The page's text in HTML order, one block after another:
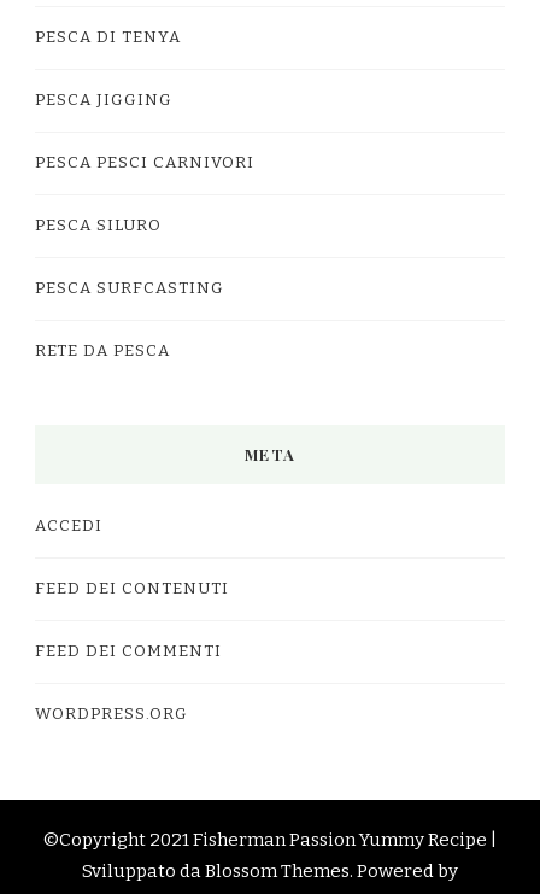
PESCA DI TENYA
PESCA JIGGING
PESCA PESCI CARNIVORI
PESCA SILURO
PESCA SURFCASTING
RETE DA PESCA
META
ACCEDI
FEED DEI CONTENUTI
FEED DEI COMMENTI
WORDPRESS.ORG
©Copyright 2021 Fisherman PassionYummy Recipe |
Sviluppato daBlossom Themes. Powered by